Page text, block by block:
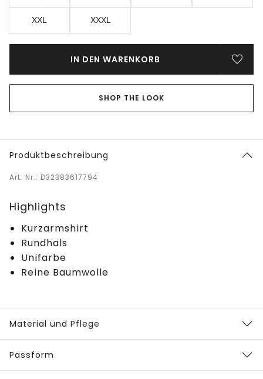
XXL XXXL
IN DEN WARENKORB
SHOP THE LOOK
Produktbeschreibung
Art. Nr.: D32383617794
Highlights
Kurzarmshirt
Rundhals
Unifarbe
Reine Baumwolle
Material und Pflege
Passform